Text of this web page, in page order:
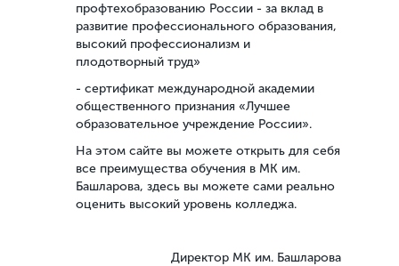
профтехобразованию России - за вклад в
развитие профессионального образования,
высокий профессионализм и
плодотворный труд»
- сертификат международной академии
общественного признания «Лучшее
образовательное учреждение России».
На этом сайте вы можете открыть для себя
все преимущества обучения в МК им.
Башларова, здесь вы можете сами реально
оценить высокий уровень колледжа.
Директор МК им. Башларова